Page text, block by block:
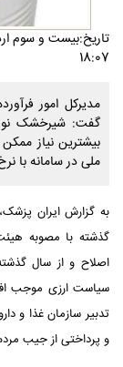
18:07
مدیرکل امور
بیشترین نیاز
ملی در سامانه با
به گزارش ایران
گذشته با مصوبه
سیاست ارزی موجب
تدبیر سازمان غذا و
و پرداختی از جیب